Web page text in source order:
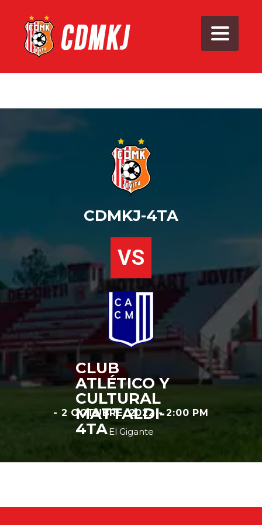
CDMKJ-4TA
VS
CLUB
ATLÉTICO Y
CULTURAL
MATTALDI-
4TA
- 2 OCTUBRE, 2022 - 2:00 PM
El Gigante